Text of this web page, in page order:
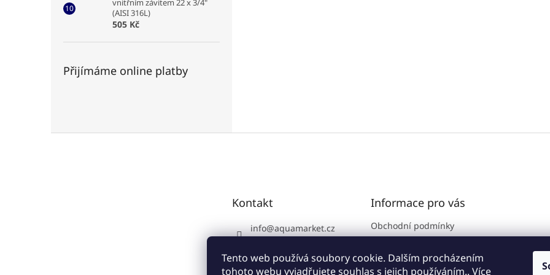
Tento web používá soubory cookie. Dalším procházením
tohoto webu vyjadřujete souhlas s jejich používáním.. Více
vnitřním závitem 22 x 3/4"
(AISI 316L)
505 Kč
Přijímáme online platby
Kontakt
info@aquamarket.cz
Informace pro vás
Obchodní podmínky
Prodejna
Kontakty